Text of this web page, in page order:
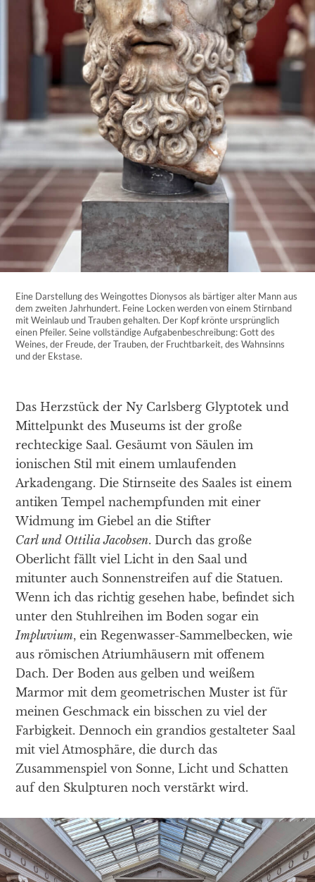
Eine Darstellung des Weingottes Dionysos als bärtiger alter Mann aus
dem zweiten Jahrhundert. Feine Locken werden von einem Stirnband
mit Weinlaub und Trauben gehalten. Der Kopf krönte ursprünglich
einen Pfeiler. Seine vollständige Aufgabenbeschreibung: Gott des
Weines, der Freude, der Trauben, der Fruchtbarkeit, des Wahnsinns
und der Ekstase.
Das Herzstück der Ny Carlsberg Glyptotek und
Mittelpunkt des Museums ist der große
rechteckige Saal. Gesäumt von Säulen im
ionischen Stil mit einem umlaufenden
Arkadengang. Die Stirnseite des Saales ist einem
antiken Tempel nachempfunden mit einer
Widmung im Giebel an die Stifter
Carl und Ottilia Jacobsen. Durch das große
Oberlicht fällt viel Licht in den Saal und
mitunter auch Sonnenstreifen auf die Statuen.
Wenn ich das richtig gesehen habe, befindet sich
unter den Stuhlreihen im Boden sogar ein
Impluvium, ein Regenwasser-Sammelbecken, wie
aus römischen Atriumhäusern mit offenem
Dach. Der Boden aus gelben und weißem
Marmor mit dem geometrischen Muster ist für
meinen Geschmack ein bisschen zu viel der
Farbigkeit. Dennoch ein grandios gestalteter Saal
mit viel Atmosphäre, die durch das
Zusammenspiel von Sonne, Licht und Schatten
auf den Skulpturen noch verstärkt wird.